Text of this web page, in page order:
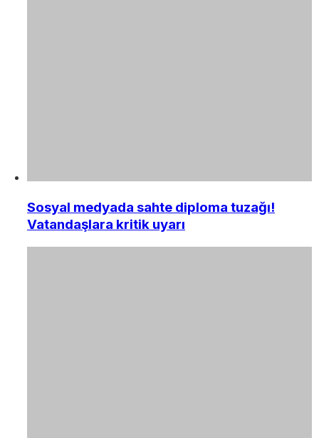
Sosyal medyada sahte diploma tuzağı!
Vatandaşlara kritik uyarı